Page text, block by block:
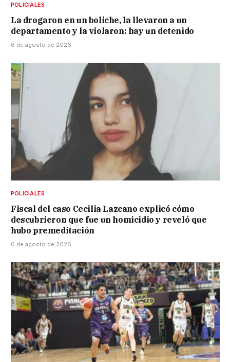
POLICIALES
La drogaron en un boliche, la llevaron a un
departamento y la violaron: hay un detenido
6 de agosto de 2026
POLICIALES
Fiscal del caso Cecilia Lazcano explicó cómo
descubrieron que fue un homicidio y reveló que
hubo premeditación
6 de agosto de 2026